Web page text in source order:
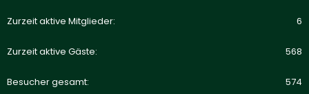
Zurzeit aktive Mitglieder 6
Zurzeit aktive Gäste 568
Besucher gesamt 574